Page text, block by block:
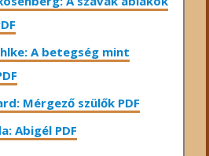
A betegség mint
Mérgező szülők PDF
Abigél PDF